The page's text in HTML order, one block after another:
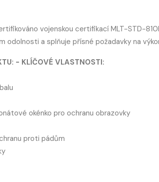
vojenskou certifikací MLT-STD-
odolnosti a splňuje přísné požadavky na
- KLÍČOVÉ VLASTNOSTI:
okénko pro ochranu obrazovky
proti pádům